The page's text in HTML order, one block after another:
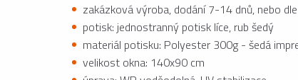
zakázková výroba, dodání 7-14 dnů, nebo
potisk: jednostranný potisk líce, rub šedý
materiál potisku: Polyester 300g - šedá
velikost okna: 140x90 cm